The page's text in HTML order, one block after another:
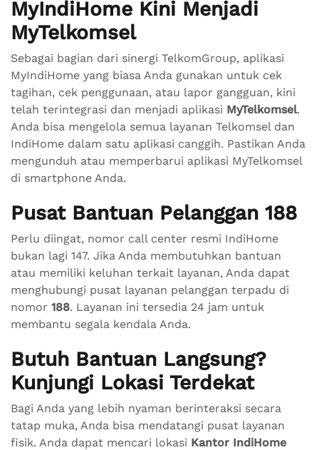
MyIndiHome Kini Menjadi
MyTelkomsel
Sebagai bagian dari sinergi TelkomGroup, aplikasi
MyIndiHome yang biasa Anda gunakan untuk cek
tagihan, cek penggunaan, atau lapor gangguan, kini
telah terintegrasi dan menjadi aplikasi MyTelkomsel.
Anda bisa mengelola semua layanan Telkomsel dan
IndiHome dalam satu aplikasi canggih. Pastikan Anda
mengunduh atau memperbarui aplikasi MyTelkomsel
di smartphone Anda.
Pusat Bantuan Pelanggan 188
Perlu diingat, nomor call center resmi IndiHome
bukan lagi 147. Jika Anda membutuhkan bantuan
atau memiliki keluhan terkait layanan, Anda dapat
menghubungi pusat layanan pelanggan terpadu di
nomor 188. Layanan ini tersedia 24 jam untuk
membantu segala kendala Anda.
Butuh Bantuan Langsung?
Kunjungi Lokasi Terdekat
Bagi Anda yang lebih nyaman berinteraksi secara
tatap muka, Anda bisa mendatangi pusat layanan
fisik. Anda dapat mencari lokasi Kantor IndiHome